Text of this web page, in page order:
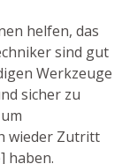
helfen, das
sind gut
Werkzeuge
sicher zu
wieder Zutritt
haben.